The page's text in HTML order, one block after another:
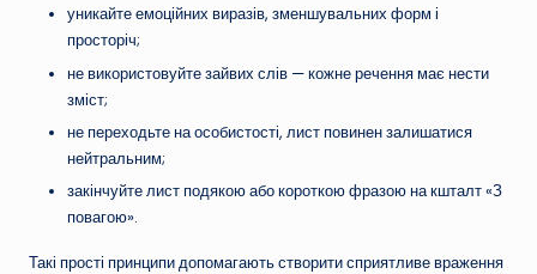
уникайте емоційних виразів, зменшувальних форм і
просторіч;
не використовуйте зайвих слів — кожне речення має нести
зміст;
не переходьте на особистості, лист повинен залишатися
нейтральним;
закінчуйте лист подякою або короткою фразою на кшталт «З
повагою».
Такі прості принципи допомагають створити сприятливе враження